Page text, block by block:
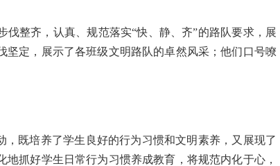
整齐，认真、规范落实“快、静、齐”的路队要求，展
定，展示了各班级文明路队的卓然风采；他们口号嘹
既培养了学生良好的行为习惯和文明素养，又展现了
抓好学生日常行为习惯养成教育，将规范内化于心，